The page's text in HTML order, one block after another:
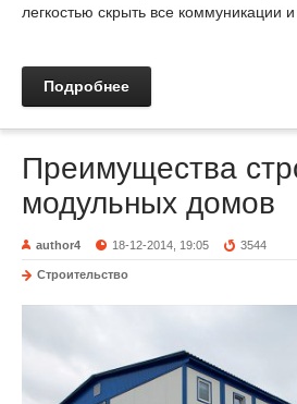
легкостью скрыть все коммуникации и
Подробнее
Преимущества
модульных домов
author4 18-12-2014, 19:05 3544
Строительство